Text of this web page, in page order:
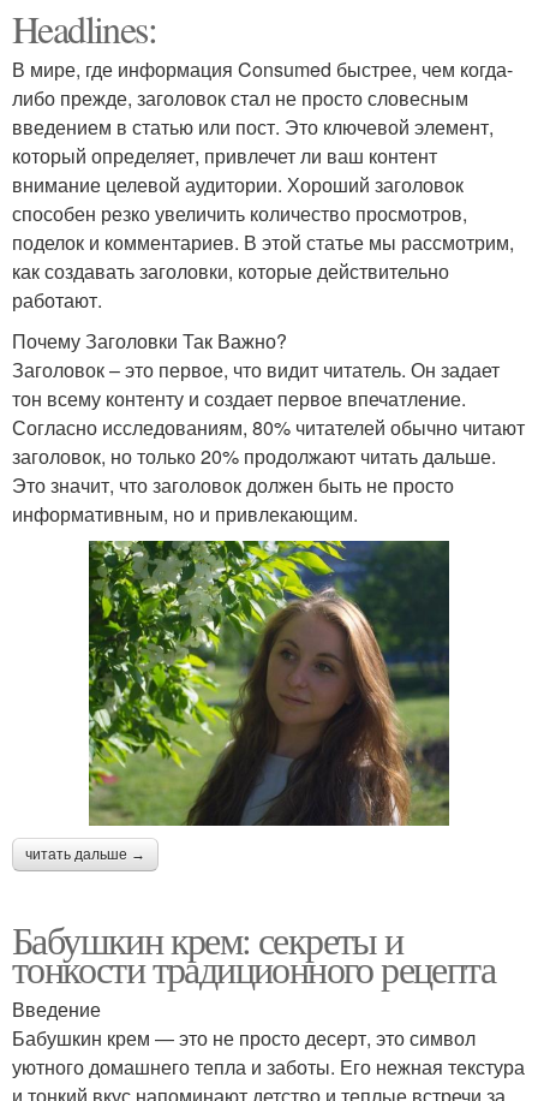
Headlines:
В мире, где информация Consumed быстрее, чем когда-
либо прежде, заголовок стал не просто словесным
введением в статью или пост. Это ключевой элемент,
который определяет, привлечет ли ваш контент
внимание целевой аудитории. Хороший заголовок
способен резко увеличить количество просмотров,
поделок и комментариев. В этой статье мы рассмотрим,
как создавать заголовки, которые действительно
работают.
Почему Заголовки Так Важно?
Заголовок – это первое, что видит читатель. Он задает
тон всему контенту и создает первое впечатление.
Согласно исследованиям, 80% читателей обычно читают
заголовок, но только 20% продолжают читать дальше.
Это значит, что заголовок должен быть не просто
информативным, но и привлекающим.
читать дальше →
Бабушкин крем: секреты и
тонкости традиционного рецепта
Введение
Бабушкин крем — это не просто десерт, это символ
уютного домашнего тепла и заботы. Его нежная текстура